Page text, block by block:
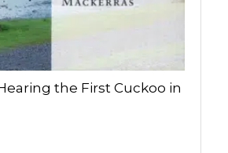
the First Cuckoo in